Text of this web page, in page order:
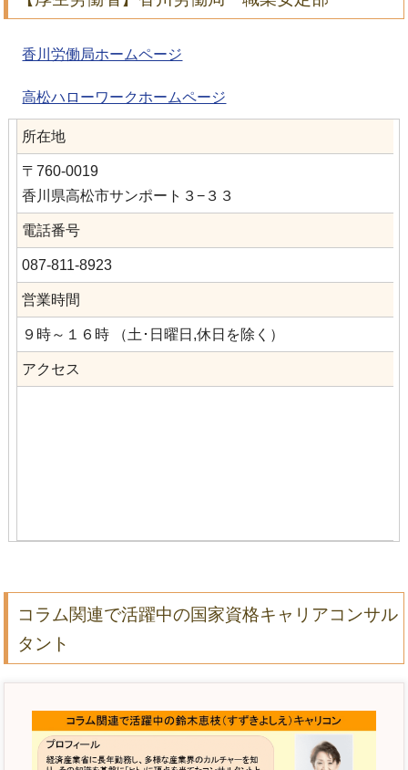
香川労働局ホームページ
高松ハローワークホームページ
所在地
〒760-0019
香川県高松市サンポート３−３３
電話番号
087-811-8923
営業時間
９時～１６時 （土･日曜日,休日を除く）
アクセス
コラム関連で活躍中の国家資格キャリアコンサル
タント